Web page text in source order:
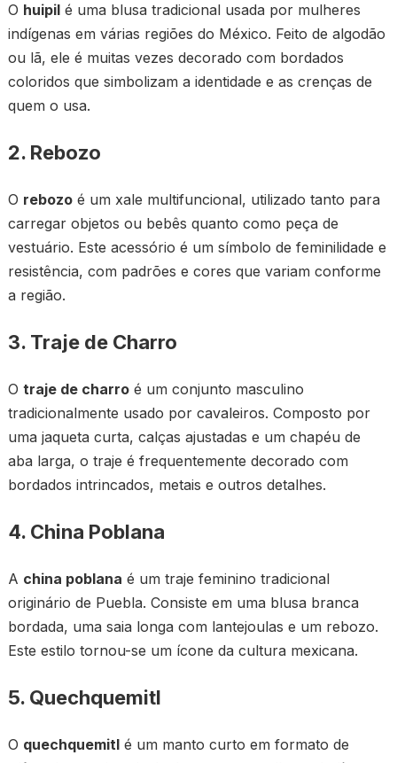
O huipilé uma blusa tradicional usada por mulheres
indígenas em várias regiões do México. Feito de algodão
ou lã, ele é muitas vezes decorado com bordados
coloridos que simbolizam a identidade e as crenças de
quem o usa.
2. Rebozo
O rebozoé um xale multifuncional, utilizado tanto para
carregar objetos ou bebês quanto como peça de
vestuário. Este acessório é um símbolo de feminilidade e
resistência, com padrões e cores que variam conforme
a região.
3. Traje de Charro
O traje de charroé um conjunto masculino
tradicionalmente usado por cavaleiros. Composto por
uma jaqueta curta, calças ajustadas e um chapéu de
aba larga, o traje é frequentemente decorado com
bordados intrincados, metais e outros detalhes.
4. China Poblana
A china poblana é um traje feminino tradicional
originário de Puebla. Consiste em uma blusa branca
bordada, uma saia longa com lantejoulas e um rebozo.
Este estilo tornou-se um ícone da cultura mexicana.
5. Quechquemitl
O quechquemitlé um manto curto em formato de